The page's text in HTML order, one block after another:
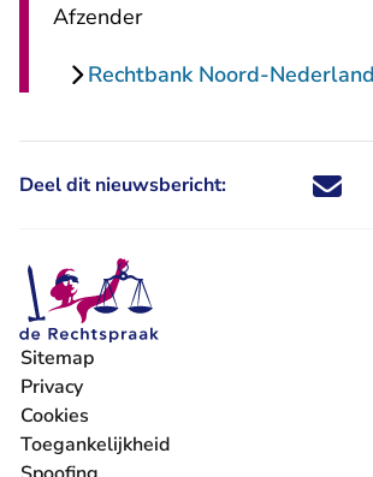
Afzender
Rechtbank Noord-Nederland
Deel dit nieuwsbericht: Deel dit
Deel dit
Deel
Sitemap
Privacy
Cookies
Toegankelijkheid